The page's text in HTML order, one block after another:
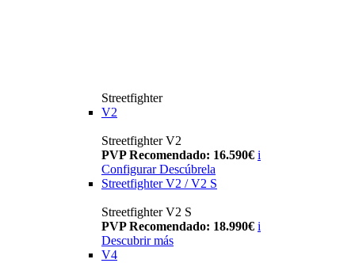
Streetfighter
V2
Streetfighter V2
PVP Recomendado: 16.590€ i
Configurar Descúbrela
Streetfighter V2 / V2 S
Streetfighter V2 S
PVP Recomendado: 18.990€ i
Descubrir más
V4